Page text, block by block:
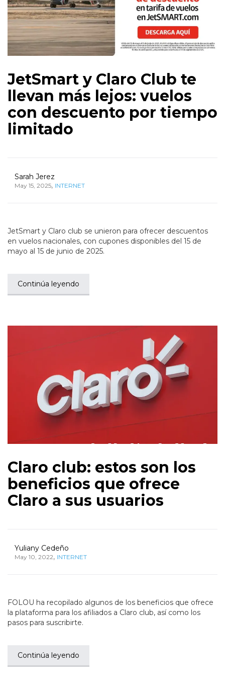
JetSmart y Claro Club te
llevan más lejos: vuelos
con descuento por tiempo
limitado
Sarah Jerez
May 15, 2025, INTERNET
JetSmart y Claro club se unieron para ofrecer descuentos
en vuelos nacionales, con cupones disponibles del 15 de
mayo al 15 de junio de 2025.
Continúa leyendo
Claro club: estos son los
beneficios que ofrece
Claro a sus usuarios
Yuliany Cedeño
May 10, 2022, INTERNET
FOLOU ha recopilado algunos de los beneficios que ofrece
la plataforma para los afiliados a Claro club, así como los
pasos para suscribirte.
Continúa leyendo